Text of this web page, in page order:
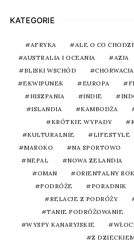
KATEGORIE
AFRYKA ALE O CO
AUSTRALIA I OCEANIA
AZJA
BLISKI WSCHÓD
CHORWACJA
EKWIPUNEK
EUROPA
HISZPANIA
INDIE
ISLANDIA
KAMBODŻA
KRÓTKIE WYPADY
KULTURALNIE
LIFESTYLE
MAROKO
NA SPORTOWO
NEPAL
NOWA ZELANDIA
OMAN
ORIENTALNY ROK
PODRÓŻE
PORADNIK
RELACJE Z PODRÓŻY
TANIE PODRÓŻOWANIE
WYSPY KANARYJSKIE
Z